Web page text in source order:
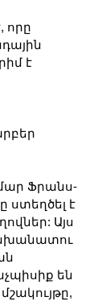
որը
է
Ֆրանս-
ստեղծել է
Այս
են